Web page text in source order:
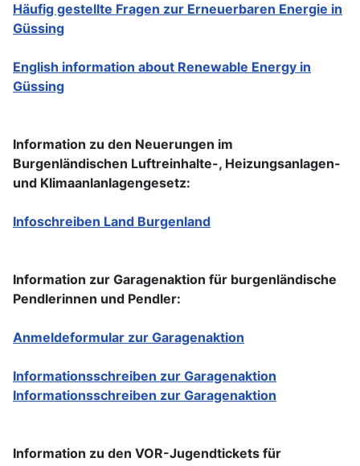
Häufig gestellte Fragen zur Erneuerbaren Energie in
Güssing
English information about Renewable Energy in
Güssing
Information zu den Neuerungen im
Burgenländischen Luftreinhalte-, Heizungsanlagen-
und Klimaanlanlagengesetz:
Infoschreiben Land Burgenland
Information zur Garagenaktion für burgenländische
Pendlerinnen und Pendler:
Anmeldeformular zur Garagenaktion
Informationsschreiben zur Garagenaktion
Informationsschreiben zur Garagenaktion
Information zu den VOR-Jugendtickets für